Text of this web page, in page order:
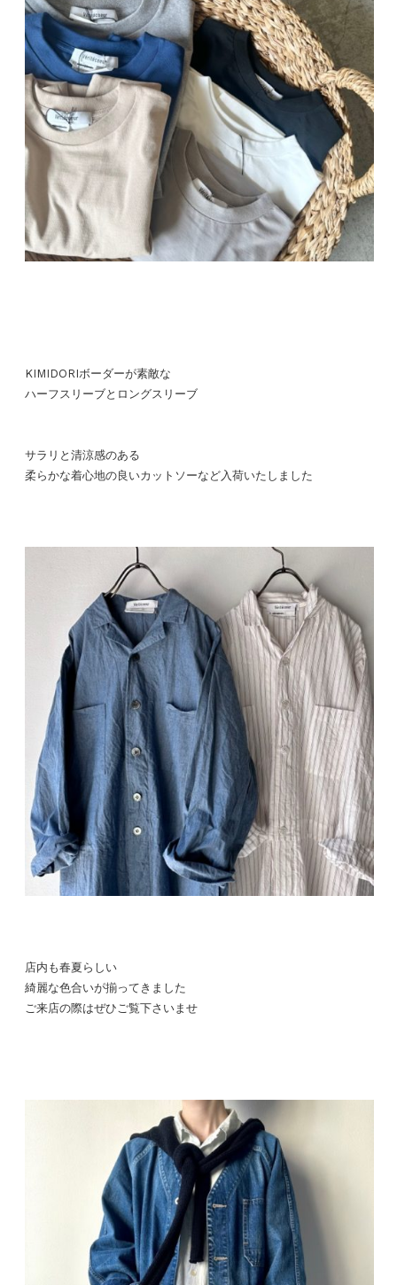
KIMIDORIボーダーが素敵な
ハーフスリーブとロングスリーブ
サラリと清涼感のある
柔らかな着心地の良いカットソーなど入荷いたしました
店内も春夏らしい
綺麗な色合いが揃ってきました
ご来店の際はぜひご覧下さいませ